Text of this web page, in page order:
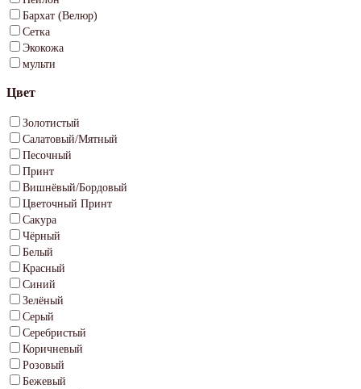
Бархат (Велюр)
Сетка
Экокожа
мульти
Цвет
Золотистый
Салатовый/Мятный
Песочный
Принт
Вишнёвый/Бордовый
Цветочный Принт
Сакура
Чёрный
Белый
Красный
Синий
Зелёный
Серый
Серебристый
Коричневый
Розовый
Бежевый